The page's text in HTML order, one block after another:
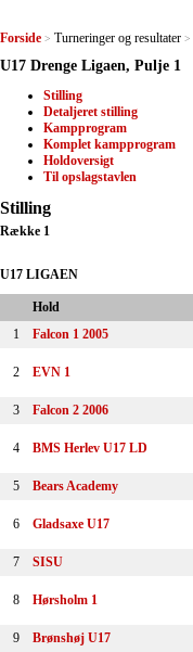
Forside > Turneringer og resultater >
U17 Drenge Ligaen, Pulje 1
Stilling
Detaljeret stilling
Kampprogram
Komplet kampprogram
Holdoversigt
Til opslagstavlen
Stilling
Række 1
U17 LIGAEN
Hold
1
Falcon 1 2005
2 EVN 1
3 Falcon 2 2006
4 BMS Herlev U17 LD
5 Bears Academy
6 Gladsaxe U17
7 SISU
8 Hørsholm 1
9 Brønshøj U17